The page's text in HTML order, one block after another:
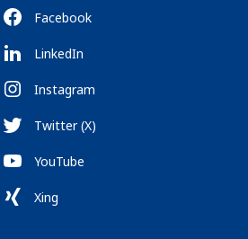
Facebook
LinkedIn
Instagram
Twitter (X)
YouTube
Xing